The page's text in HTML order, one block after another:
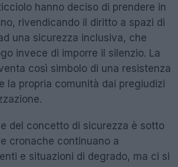
hanno deciso di prendere in
rivendicando il diritto a spazi di
una sicurezza inclusiva, che
invece di imporre il silenzio. La
così simbolo di una resistenza
la propria comunità dai pregiudizi
del concetto di sicurezza è sotto
cronache continuano a
e situazioni di degrado, ma ci si